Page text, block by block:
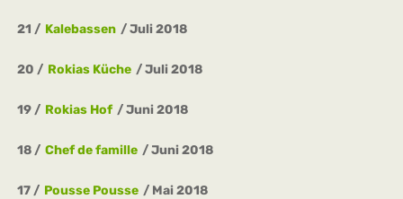
21 Kalebassen Juli 2018
20 Rokias Küche Juli 2018
19 Rokias Hof Juni 2018
18 Chef de famille Juni 2018
17 Pousse Pousse Mai 2018